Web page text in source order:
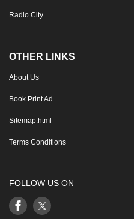
Radio City
OTHER LINKS
About Us
Book Print Ad
Sitemap.html
Terms Conditions
FOLLOW US ON